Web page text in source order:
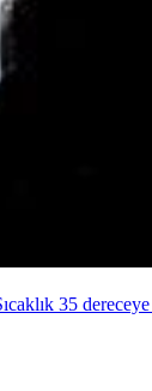
35 dereceye